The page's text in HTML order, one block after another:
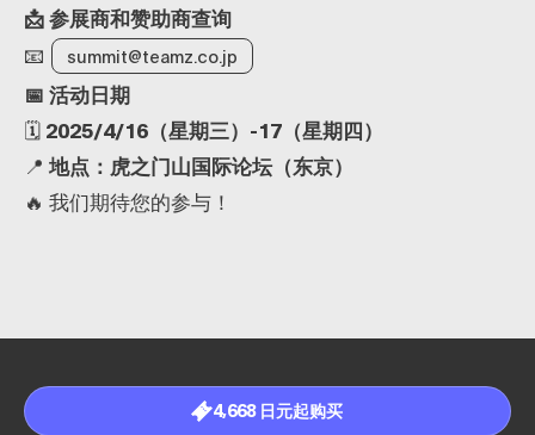
📩 参展商和赞助商查询
📧
summit@teamz.co.jp
📅 活动日期
🗓 2025/4/16（星期三）-17（星期四）
📍 地点：虎之门山国际论坛（东京）
🔥 我们期待您的参与！
4,668 日元起购买